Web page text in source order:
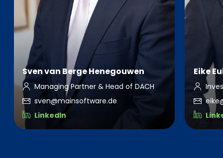
Sven van Berge Henegouwen
Managing Partner & Head of DACH
sven@mainsoftware.de
LinkedIn
Eike